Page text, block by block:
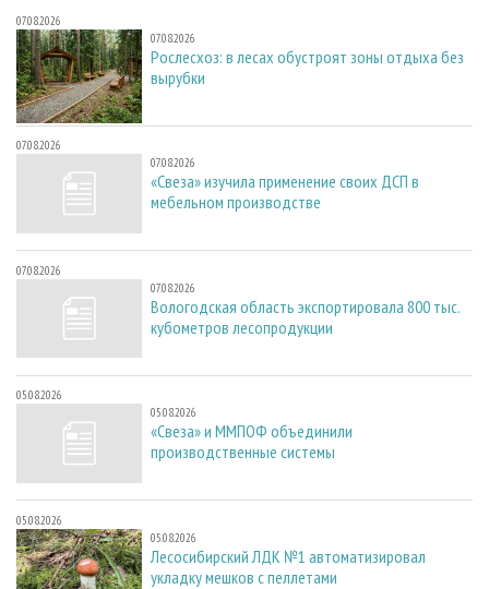
07.08.2026
07.08.2026
Рослесхоз: в лесах обустроят зоны отдыха без
вырубки
07.08.2026
07.08.2026
«Свеза» изучила применение своих ДСП в
мебельном производстве
07.08.2026
07.08.2026
Вологодская область экспортировала 800 тыс.
кубометров лесопродукции
05.08.2026
05.08.2026
«Свеза» и ММПОФ объединили
производственные системы
05.08.2026
05.08.2026
Лесосибирский ЛДК №1 автоматизировал
укладку мешков с пеллетами